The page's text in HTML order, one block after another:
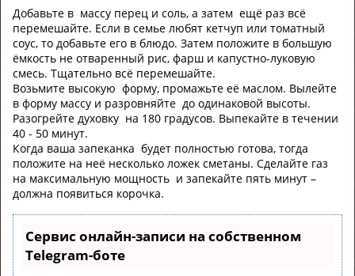
Добавьте в массу перец и соль, а затем ещё раз всё
перемешайте. Если в семье любят кетчуп или томатный
соус, то добавьте его в блюдо. Затем положите в большую
ёмкость не отваренный рис, фарш и капустно-луковую
смесь. Тщательно всё перемешайте.
Возьмите высокую форму, промажьте её маслом. Вылейте
в форму массу и разровняйте до одинаковой высоты.
Разогрейте духовку на 180 градусов. Выпекайте в течении
40 - 50 минут.
Когда ваша запеканка будет полностью готова, тогда
положите на неё несколько ложек сметаны. Сделайте газ
на максимальную мощность и запекайте пять минут –
должна появиться корочка.
Сервис онлайн-записи на собственном
Telegram-боте